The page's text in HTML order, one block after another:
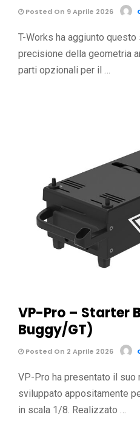
Posted On 9 Aprile 2026
T-Works ha aggiunto
precisione della geometria
parti opzionali per il …
VP-Pro – Starter
Buggy/GT)
Posted On 2 Aprile 2026
VP-Pro ha presentato il suo
sviluppato appositamente
in scala 1/8. Realizzato …